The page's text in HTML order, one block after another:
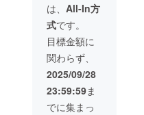
は、 All-In方
式です。
目標金額に
関わらず、
2025/09/28
23:59:59ま
でに集まっ